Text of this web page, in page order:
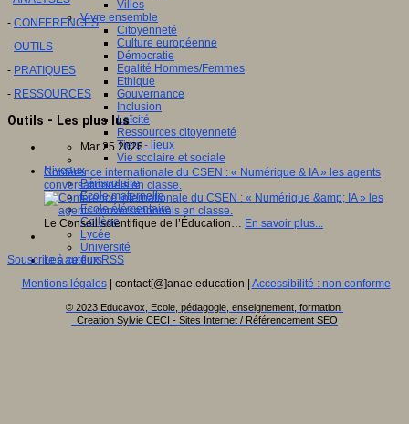
Villes
Vivre ensemble
Citoyenneté
Culture européenne
Démocratie
Egalité Hommes/Femmes
Ethique
Gouvernance
Inclusion
Laïcité
Ressources citoyenneté
Tiers - lieux
Vie scolaire et sociale
Niveaux
Périscolaire
Ecole maternelle
Ecole élémentaire
Collège
Lycée
Université
Les auteurs
- CONFERENCES
- OUTILS
- PRATIQUES
- RESSOURCES
Outils - Les plus lus
Mar 25 2026
Conférence internationale du CSEN : « Numérique & IA » les agents
conversationnels en classe.
Le Conseil scientifique de l’Éducation… En savoir plus...
Souscrire à ce flux RSS
Mentions légales| contact[@]anae.education | Accessibilité : non conforme
© 2023 Educavox, Ecole, pédagogie, enseignement, formation
Creation Sylvie CECI - Sites Internet / Référencement SEO